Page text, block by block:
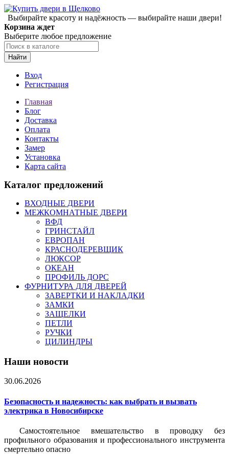
Выбирайте красоту и надёжность — выбирайте наши двери!
Корзина ждет
Выберите любое предложение
Найти
Вход
Регистрация
Главная
Блог
Доставка
Оплата
Контакты
Замер
Установка
Карта сайта
Каталог предложений
ВХОДНЫЕ ДВЕРИ
МЕЖКОМНАТНЫЕ ДВЕРИ
ВФД
ГРИНСТАЙЛ
ЕВРОПАН
КРАСНОДЕРЕВЩИК
ЛЮКСОР
ОКЕАН
ПРОФИЛЬ ДОРС
ФУРНИТУРА ДЛЯ ДВЕРЕЙ
ЗАВЕРТКИ И НАКЛАДКИ
ЗАМКИ
ЗАЩЕЛКИ
ПЕТЛИ
РУЧКИ
ЦИЛИНДРЫ
Наши новости
30.06.2026
Безопасность и надежность: как выбрать и вызвать
электрика в Новосибирске
Самостоятельное вмешательство в проводку без
профильного образования и профессионального инструмента
смертельно опасно